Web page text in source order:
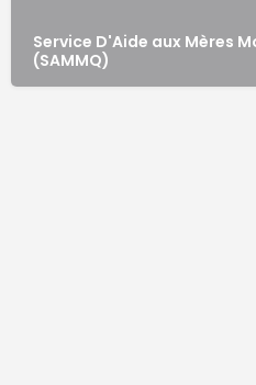
Service D'Aide aux Mères
(SAMMQ)